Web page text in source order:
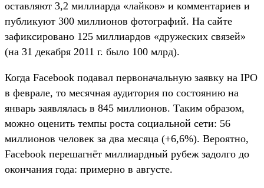
оставляют 3,2 миллиарда «лайков» и комментариев и
публикуют 300 миллионов фотографий. На сайте
зафиксировано 125 миллиардов «дружеских связей»
(на 31 декабря 2011 г. было 100 млрд).
Когда Facebook подавал первоначальную заявку на IPO
в феврале, то месячная аудитория по состоянию на
январь заявлялась в 845 миллионов. Таким образом,
можно оценить темпы роста социальной сети: 56
миллионов человек за два месяца (+6,6%). Вероятно,
Facebook перешагнёт миллиардный рубеж задолго до
окончания года: примерно в августе.